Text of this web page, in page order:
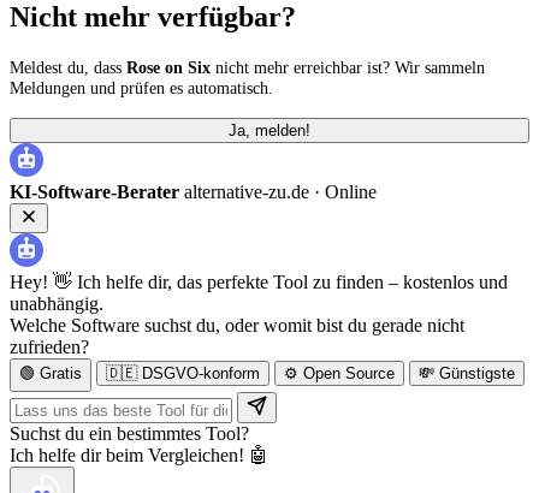
Nicht mehr verfügbar?
Meldest du, dass Rose on Six nicht mehr erreichbar ist? Wir sammeln
Meldungen und prüfen es automatisch.
Ja, melden!
KI-Software-Berater alternative-zu.de · Online
Hey! 👋 Ich helfe dir, das perfekte Tool zu finden – kostenlos und
unabhängig.
Welche Software suchst du, oder womit bist du gerade nicht
zufrieden?
🟢 Gratis 🇩🇪 DSGVO-konform ⚙️ Open Source 💸 Günstigste
Suchst du ein bestimmtes Tool?
Ich helfe dir beim Vergleichen! 🤖